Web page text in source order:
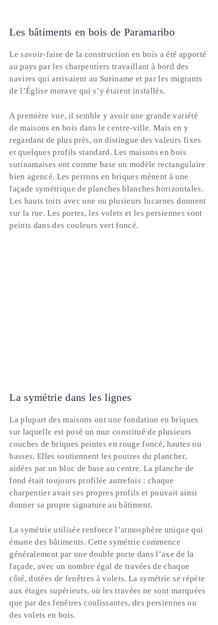
Les bâtiments en bois de Paramaribo
Le savoir-faire de la construction en bois a été apporté
au pays par les charpentiers travaillant à bord des
navires qui arrivaient au Suriname et par les migrants
de l’Église morave qui s’y étaient installés.
A première vue, il semble y avoir une grande variété
de maisons en bois dans le centre-ville. Mais en y
regardant de plus près, on distingue des valeurs fixes
et quelques profils standard. Les maisons en bois
surinamaises ont comme base un modèle rectangulaire
bien agencé. Les perrons en briques mènent à une
façade symétrique de planches blanches horizontales.
Les hauts toits avec une ou plusieurs lucarnes donnent
sur la rue. Les portes, les volets et les persiennes sont
peints dans des couleurs vert foncé.
La symétrie dans les lignes
La plupart des maisons ont une fondation en briques
sur laquelle est posé un mur constitué de plusieurs
couches de briques peintes en rouge foncé, hautes ou
basses. Elles soutiennent les poutres du plancher,
aidées par un bloc de base au centre. La planche de
fond était toujours profilée autrefois : chaque
charpentier avait ses propres profils et pouvait ainsi
donner sa propre signature au bâtiment.
La symétrie utilisée renforce l’atmosphère unique qui
émane des bâtiments. Cette symétrie commence
généralement par une double porte dans l’axe de la
façade, avec un nombre égal de travées de chaque
côté, dotées de fenêtres à volets. La symétrie se répète
aux étages supérieurs, où les travées ne sont marquées
que par des fenêtres coulissantes, des persiennes ou
des volets en bois.